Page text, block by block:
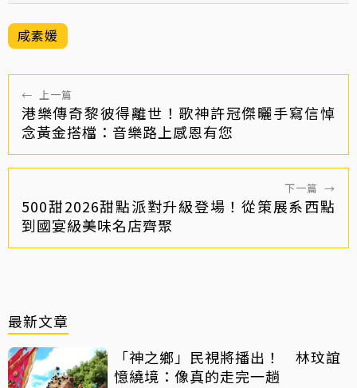
咸素媛
← 上一篇
港樂傳奇黎彼得離世！歌神許冠傑曬手寫信悼
念黃金搭檔：音樂路上感恩有您
下一篇 →
500甜2026甜點派對升級登場！從策展系西點
到國宴級美味名店齊聚
最新文章
「神之鄉」民視將播出！ 林玟誼
憶繞境：像真的走完一趟